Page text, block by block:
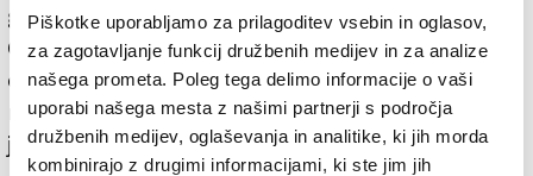
Piškotke uporabljamo za prilagoditev vsebin in oglasov,
za zagotavljanje funkcij družbenih medijev in za analize
našega prometa. Poleg tega delimo informacije o vaši
uporabi našega mesta z našimi partnerji s področja
družbenih medijev, oglaševanja in analitike, ki jih morda
kombinirajo z drugimi informacijami, ki ste jim jih
glasovanju o parlamentarni zaupnici vlade Giuseppeja
Conteja. Gabrovec je pojasnil, da soglaša z nekaterimi
obvezami predsednika Fedrige, predvsem kar zadeva
reformo lokalnih uprav iz časa Debore Serracchiani, ki
jo je SSk odklanjala in jo še danes.